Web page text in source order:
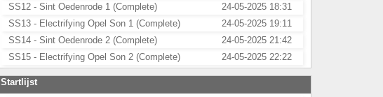
SS12 - Sint Oedenrode 1 (Complete)
24-05-2025 18:31
SS13 - Electrifying Opel Son 1 (Complete)
24-05-2025 19:11
SS14 - Sint Oedenrode 2 (Complete)
24-05-2025 21:42
SS15 - Electrifying Opel Son 2 (Complete)
24-05-2025 22:22
Startlijst